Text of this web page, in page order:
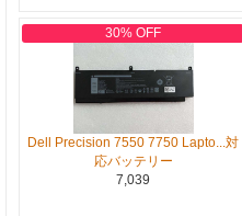
30% OFF
Dell Precision 7550 7750 Lapto...対
応バッテリー
7,039